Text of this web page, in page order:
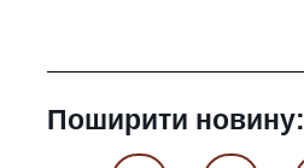
Поширити новину: